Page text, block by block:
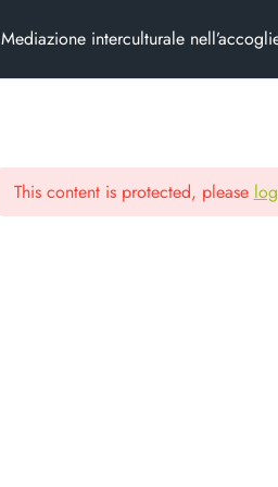
Mediazione interculturale
This content is protected, please